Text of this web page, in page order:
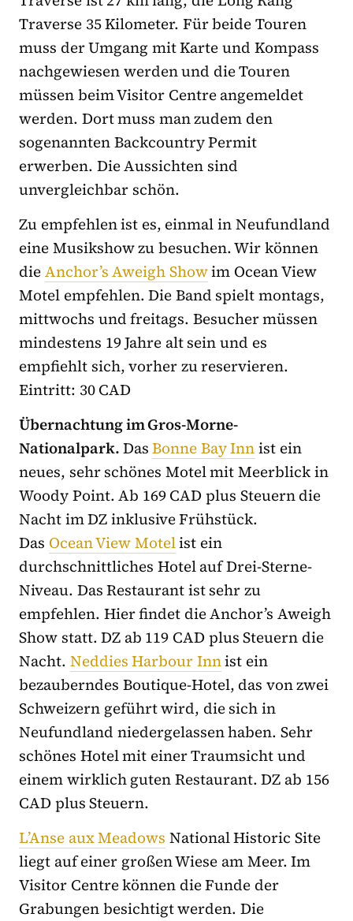
Traverse 35 Kilometer. Für beide Touren
muss der Umgang mit Karte und Kompass
nachgewiesen werden und die Touren
müssen beim Visitor Centre angemeldet
werden. Dort muss man zudem den
sogenannten Backcountry Permit
erwerben. Die Aussichten sind
unvergleichbar schön.
Zu empfehlen ist es, einmal in Neufundland
eine Musikshow zu besuchen. Wir können
dieAnchor’s Aweigh Showim Ocean View
Motel empfehlen. Die Band spielt montags,
mittwochs und freitags. Besucher müssen
mindestens 19 Jahre alt sein und es
empfiehlt sich, vorher zu reservieren.
Eintritt: 30 CAD
Übernachtung im Gros-Morne-
Nationalpark.DasBonne Bay Innist ein
neues, sehr schönes Motel mit Meerblick in
Woody Point. Ab 169 CAD plus Steuern die
Nacht im DZ inklusive Frühstück.
Das Ocean View Motelist ein
durchschnittliches Hotel auf Drei-Sterne-
Niveau. Das Restaurant ist sehr zu
empfehlen. Hier findet die Anchor’s Aweigh
Show statt. DZ ab 119 CAD plus Steuern die
Nacht. Neddies Harbour Innist ein
bezauberndes Boutique-Hotel, das von zwei
Schweizern geführt wird, die sich in
Neufundland niedergelassen haben. Sehr
schönes Hotel mit einer Traumsicht und
einem wirklich guten Restaurant. DZ ab 156
CAD plus Steuern.
L’Anse aux Meadows National Historic Site
liegt auf einer großen Wiese am Meer. Im
Visitor Centre können die Funde der
Grabungen besichtigt werden. Die